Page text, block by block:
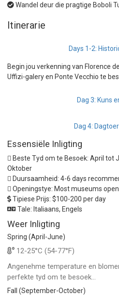
Wandel deur die pragtige Boboli
Itinerarie
Days 1-2:
Begin jou verkenning van Florence
Uffizi-galery en Ponte Vecchio te
Dag 3: Kuns
Dag 4:
Essensiële Inligting
Beste Tyd om te Besoek: April tot
Oktober
Duursaamheid: 4-6 days
Openingstye: Most museums
Tipiese Prijs: $100-200 per day
Tale: Italiaans, Engels
Weer Inligting
Spring (April-June)
12-25°C (54-77°F)
Angenehme temperature en
perfekte tyd om te besoek...
Fall (September-October)